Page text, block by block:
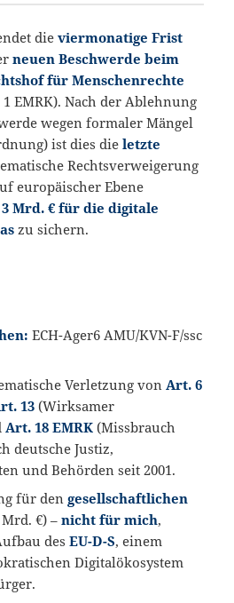
dieviermonatige Frist
neuen Beschwerde beim
für Menschenrechte
EMRK). Nach der Ablehnung
wegen formaler Mängel
ist dies dieletzte
Rechtsverweigerung
europäischer Ebene
3 Mrd. € für die digitale
zu sichern.
ECH-Ager6 AMU/KVN-F/ssc
Verletzung von Art. 6
13 (Wirksamer
Art. 18 EMRK (Missbrauch
deutsche Justiz,
und Behörden seit 2001.
für dengesellschaftlichen
€) –nicht für mich,
desEU-D-S, einem
Digitalökosystem